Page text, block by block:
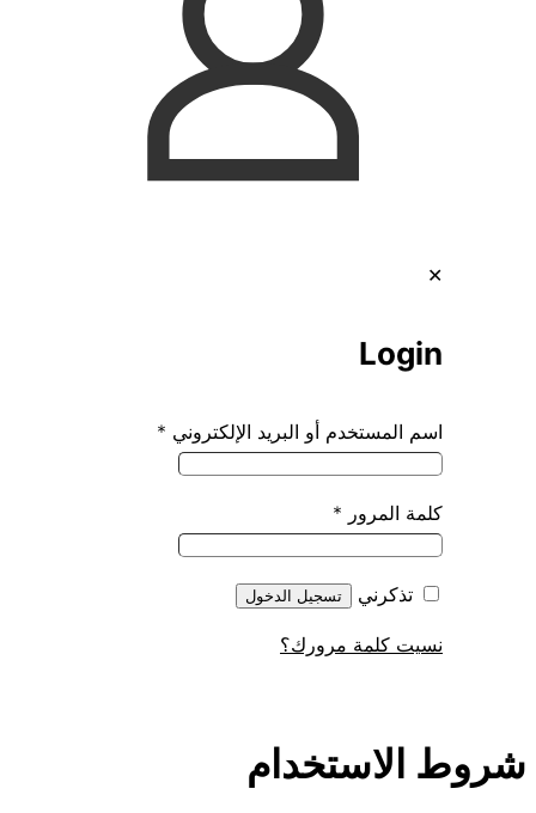
✕
Login
اسم المستخدم أو البريد الإلكتروني *
كلمة المرور *
تذكرني تسجيل الدخول
نسيت كلمة مرورك؟
شروط الاستخدام